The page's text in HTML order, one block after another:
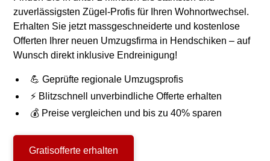
zuverlässigsten Zügel-Profis für Ihren Wohnortwechsel.
Erhalten Sie jetzt massgeschneiderte und kostenlose
Offerten Ihrer neuen Umzugsfirma in Hendschiken – auf
Wunsch direkt inklusive Endreinigung!
💪 Geprüfte regionale Umzugsprofis
⚡ Blitzschnell unverbindliche Offerte erhalten
💰 Preise vergleichen und bis zu 40% sparen
Gratisofferte erhalten